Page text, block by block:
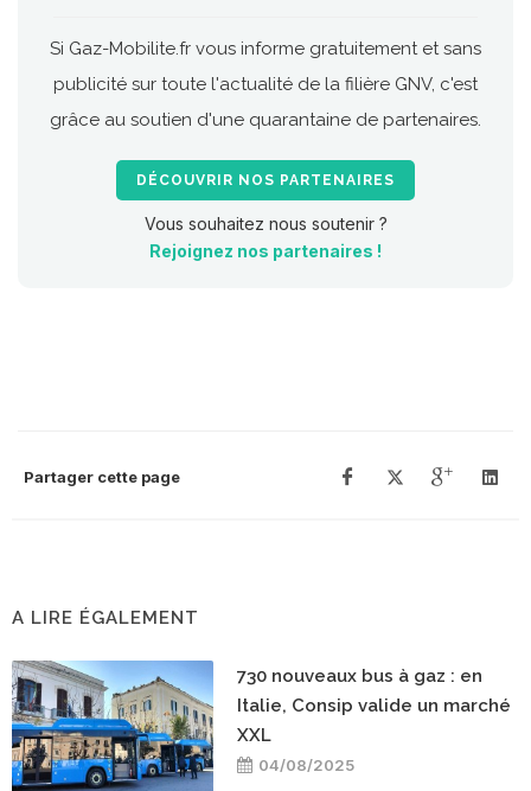
Si Gaz-Mobilite.fr vous informe gratuitement et sans
publicité sur toute l'actualité de la filière GNV, c'est
grâce au soutien d'une quarantaine de partenaires.
DÉCOUVRIR NOS PARTENAIRES
Vous souhaitez nous soutenir ?
Rejoignez nos partenaires !
Partager cette page
A LIRE ÉGALEMENT
730 nouveaux bus à gaz : en
Italie, Consip valide un marché
XXL
04/08/2025